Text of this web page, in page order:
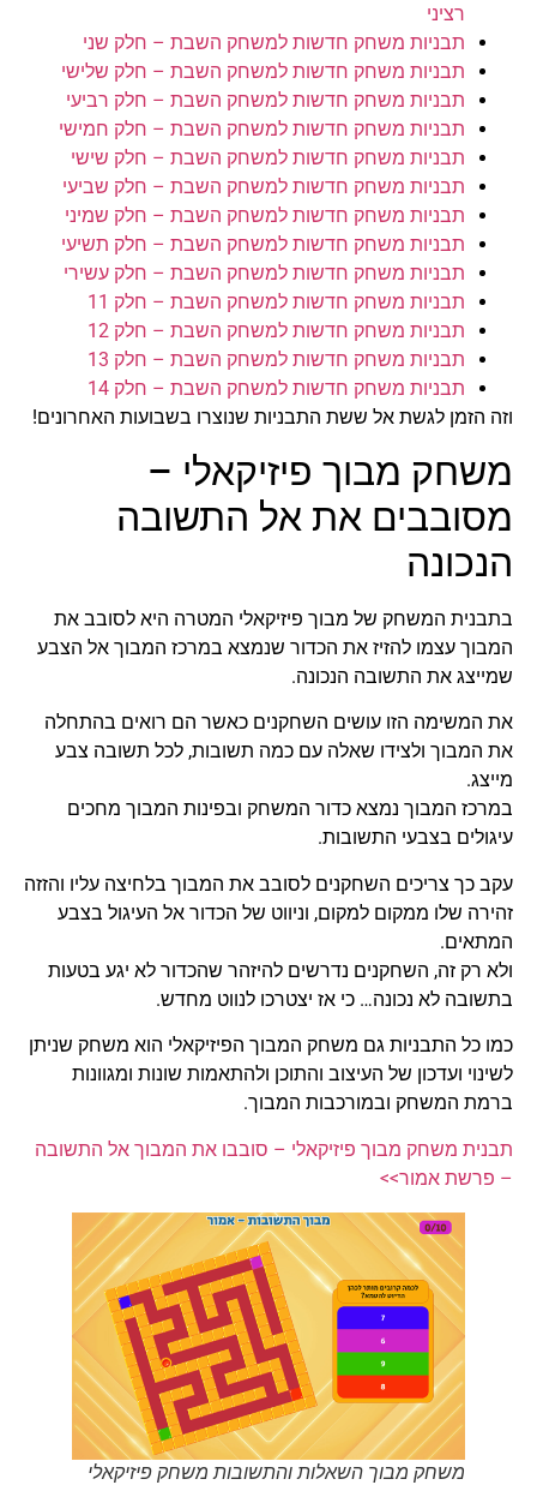
רציני
תבניות משחק חדשות למשחק השבת – חלק שני
תבניות משחק חדשות למשחק השבת – חלק שלישי
תבניות משחק חדשות למשחק השבת – חלק רביעי
תבניות משחק חדשות למשחק השבת – חלק חמישי
תבניות משחק חדשות למשחק השבת – חלק שישי
תבניות משחק חדשות למשחק השבת – חלק שביעי
תבניות משחק חדשות למשחק השבת – חלק שמיני
תבניות משחק חדשות למשחק השבת – חלק תשיעי
תבניות משחק חדשות למשחק השבת – חלק עשירי
תבניות משחק חדשות למשחק השבת – חלק 11
תבניות משחק חדשות למשחק השבת – חלק 12
תבניות משחק חדשות למשחק השבת – חלק 13
תבניות משחק חדשות למשחק השבת – חלק 14
וזה הזמן לגשת אל ששת התבניות שנוצרו בשבועות האחרונים!
משחק מבוך פיזיקאלי –
מסובבים את אל התשובה
הנכונה
בתבנית המשחק של מבוך פיזיקאלי המטרה היא לסובב את
המבוך עצמו להזיז את הכדור שנמצא במרכז המבוך אל הצבע
שמייצג את התשובה הנכונה.
את המשימה הזו עושים השחקנים כאשר הם רואים בהתחלה
את המבוך ולצידו שאלה עם כמה תשובות, לכל תשובה צבע
מייצג.
במרכז המבוך נמצא כדור המשחק ובפינות המבוך מחכים
עיגולים בצבעי התשובות.
עקב כך צריכים השחקנים לסובב את המבוך בלחיצה עליו והזזה
זהירה שלו ממקום למקום, וניווט של הכדור אל העיגול בצבע
המתאים.
ולא רק זה, השחקנים נדרשים להיזהר שהכדור לא יגע בטעות
בתשובה לא נכונה… כי אז יצטרכו לנווט מחדש.
כמו כל התבניות גם משחק המבוך הפיזיקאלי הוא משחק שניתן
לשינוי ועדכון של העיצוב והתוכן ולהתאמות שונות ומגוונות
ברמת המשחק ובמורכבות המבוך.
תבנית משחק מבוך פיזיקאלי – סובבו את המבוך אל התשובה
– פרשת אמור>>
משחק מבוך השאלות והתשובות משחק פיזיקאלי